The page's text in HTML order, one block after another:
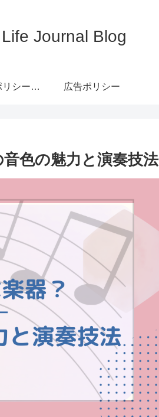
Journal Blog
プライバシーポリシー・免責事項 広告ポリシー
色の魅力と演奏技法